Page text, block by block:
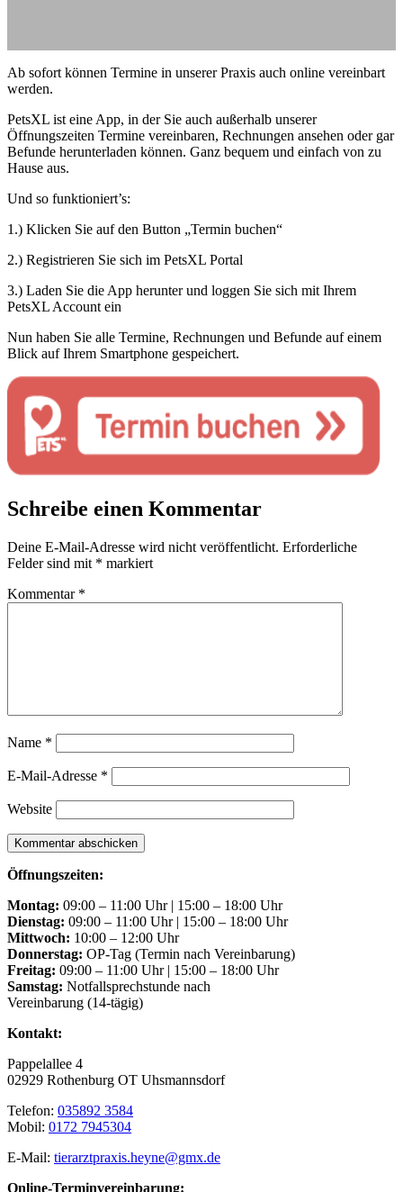
Ab sofort können Termine in unserer Praxis auch online vereinbart
werden.
PetsXL ist eine App, in der Sie auch außerhalb unserer
Öffnungszeiten Termine vereinbaren, Rechnungen ansehen oder gar
Befunde herunterladen können. Ganz bequem und einfach von zu
Hause aus.
Und so funktioniert’s:
1.) Klicken Sie auf den Button „Termin buchen“
2.) Registrieren Sie sich im PetsXL Portal
3.) Laden Sie die App herunter und loggen Sie sich mit Ihrem
PetsXL Account ein
Nun haben Sie alle Termine, Rechnungen und Befunde auf einem
Blick auf Ihrem Smartphone gespeichert.
Schreibe einen Kommentar
Deine E-Mail-Adresse wird nicht veröffentlicht. Erforderliche
Felder sind mit * markiert
Kommentar *
Name *
E-Mail-Adresse *
Website
Öffnungszeiten:
Montag: 09:00 – 11:00 Uhr | 15:00 – 18:00 Uhr
Dienstag: 09:00 – 11:00 Uhr | 15:00 – 18:00 Uhr
Mittwoch: 10:00 – 12:00 Uhr
Donnerstag: OP-Tag (Termin nach Vereinbarung)
Freitag: 09:00 – 11:00 Uhr | 15:00 – 18:00 Uhr
Samstag: Notfallsprechstunde nach
Vereinbarung (14-tägig)
Kontakt:
Pappelallee 4
02929 Rothenburg OT Uhsmannsdorf
Telefon: 035892 3584
Mobil: 0172 7945304
E-Mail: tierarztpraxis.heyne@gmx.de
Online-Terminvereinbarung: